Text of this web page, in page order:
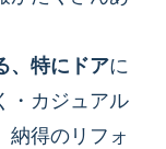
、特にドアに
・カジュアル
納得のリフォ